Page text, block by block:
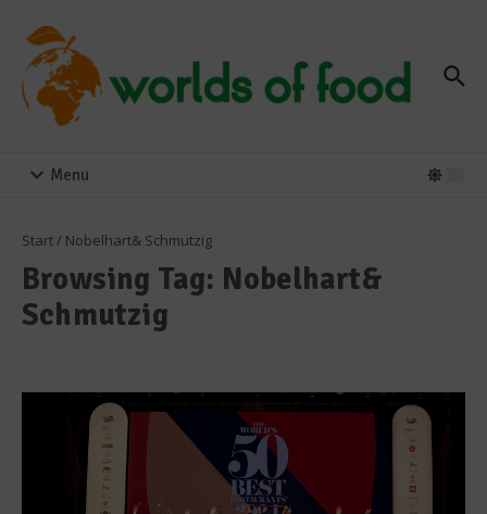
Menu
Start/ Nobelhart& Schmutzig
Browsing Tag: Nobelhart&
Schmutzig